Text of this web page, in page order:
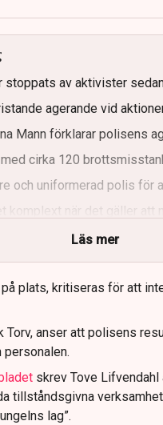
stoppats av aktivister
agerande vid
Mann förklarar polisens
cirka 120
och uniformerad polis för
komplext när det gäller att
Läs mer
plats, kritiseras för att
Torv, anser att polisens
skrev Tove
tillståndsgivna
lag”.